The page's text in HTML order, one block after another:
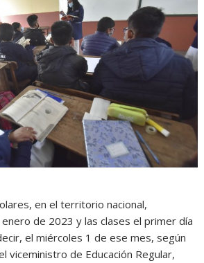
en el territorio nacional,
de 2023 y las clases el primer día
el miércoles 1 de ese mes, según
viceministro de Educación Regular,